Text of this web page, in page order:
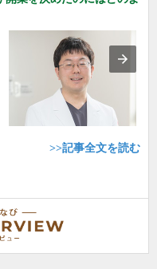
>>記事全文を読む